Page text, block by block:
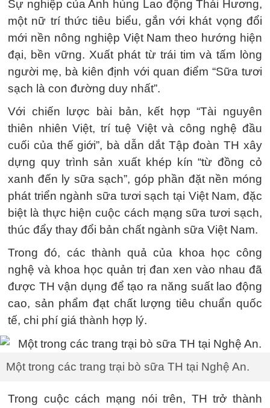
Sự nghiệp của Anh hùng Lao động Thái Hương,
một nữ trí thức tiêu biểu, gắn với khát vọng đổi
mới nền nông nghiệp Việt Nam theo hướng hiện
đại, bền vững. Xuất phát từ trái tim và tấm lòng
người mẹ, bà kiên định với quan điểm “Sữa tươi
sạch là con đường duy nhất”.
Với chiến lược bài bản, kết hợp “Tài nguyên
thiên nhiên Việt, trí tuệ Việt và công nghệ đầu
cuối của thế giới”, bà dẫn dắt Tập đoàn TH xây
dựng quy trình sản xuất khép kín “từ đồng cỏ
xanh đến ly sữa sạch”, góp phần đặt nền móng
phát triển ngành sữa tươi sạch tại Việt Nam, đặc
biệt là thực hiện cuộc cách mạng sữa tươi sạch,
thúc đẩy thay đổi bản chất ngành sữa Việt Nam.
Trong đó, các thành quả của khoa học công
nghệ và khoa học quản trị đan xen vào nhau đã
được TH vận dụng để tạo ra năng suất lao động
cao, sản phẩm đạt chất lượng tiêu chuẩn quốc
tế, chi phí giá thành hợp lý.
Một trong các trang trại bò sữa TH tại Nghệ An.
Trong cuộc cách mạng nói trên, TH trở thành